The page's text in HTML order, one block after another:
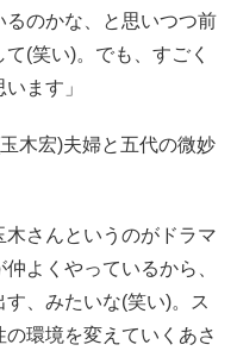
のかな、と思いつつ前
(笑い)。でも、すごく
ます」
木宏)夫婦と五代の微妙
木さんというのがドラマ
よくやっているから、
、みたいな(笑い)。ス
の環境を変えていくあさ